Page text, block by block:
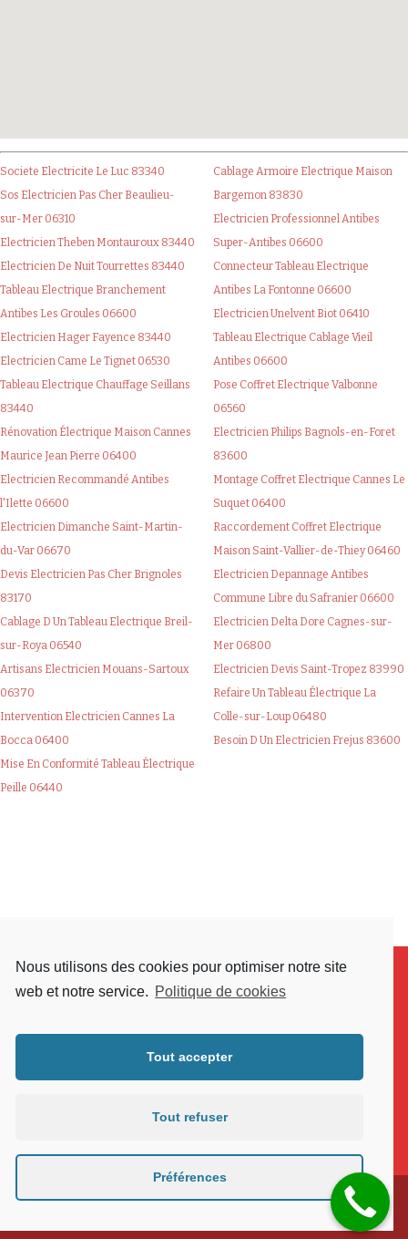
Nous utilisons des cookies pour optimiser notre site
web et notre service. Politique de cookies
Tout accepter
Tout refuser
Préférences
Societe Electricite Le Luc 83340
Sos Electricien Pas Cher Beaulieu-
sur-Mer 06310
Electricien Theben Montauroux 83440
Electricien De Nuit Tourrettes 83440
Tableau Electrique Branchement
Antibes Les Groules 06600
Electricien Hager Fayence 83440
Electricien Came Le Tignet 06530
Tableau Electrique Chauffage Seillans
83440
Rénovation Électrique Maison Cannes
Maurice Jean Pierre 06400
Electricien Recommandé Antibes
l'Ilette 06600
Electricien Dimanche Saint-Martin-
du-Var 06670
Devis Electricien Pas Cher Brignoles
83170
Cablage D Un Tableau Electrique Breil-
sur-Roya 06540
Artisans Electricien Mouans-Sartoux
06370
Intervention Electricien Cannes La
Bocca 06400
Mise En Conformité Tableau Électrique
Peille 06440
Cablage Armoire Electrique Maison
Bargemon 83830
Electricien Professionnel Antibes
Super-Antibes 06600
Connecteur Tableau Electrique
Antibes La Fontonne 06600
Electricien Unelvent Biot 06410
Tableau Electrique Cablage Vieil
Antibes 06600
Pose Coffret Electrique Valbonne
06560
Electricien Philips Bagnols-en-Foret
83600
Montage Coffret Electrique Cannes Le
Suquet 06400
Raccordement Coffret Electrique
Maison Saint-Vallier-de-Thiey 06460
Electricien Depannage Antibes
Commune Libre du Safranier 06600
Electricien Delta Dore Cagnes-sur-
Mer 06800
Electricien Devis Saint-Tropez 83990
Refaire Un Tableau Électrique La
Colle-sur-Loup 06480
Besoin D Un Electricien Frejus 83600
© proelectricien.com 2024,Mentions Légales